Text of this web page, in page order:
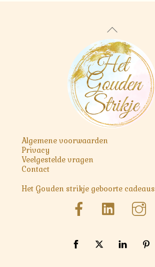
Back
To
Top
Algemene voorwaarden
Privacy
Veelgestelde vragen
Contact
Het Gouden strikje geboorte cadeaus